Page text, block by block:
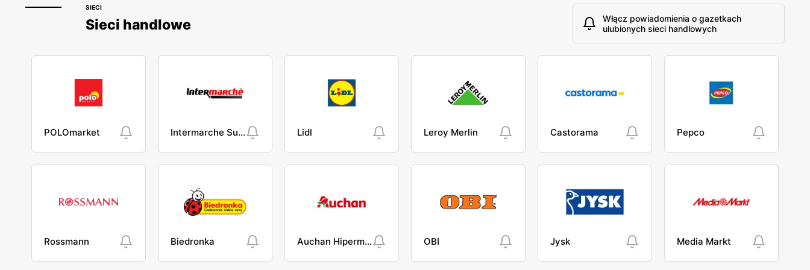
SIECI
Sieci handlowe
Włącz powiadomienia o gazetkach
ulubionych sieci handlowych
POLOmarket Intermarche Super Lidl Leroy Merlin Castorama Pepco
Rossmann Biedronka Auchan Hipermarket OBI Jysk Media Markt